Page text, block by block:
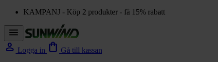
KAMPANJ - Köp 2 produkter - få 15% rabatt
menu
person Logga in shopping_bag Gå till kassan